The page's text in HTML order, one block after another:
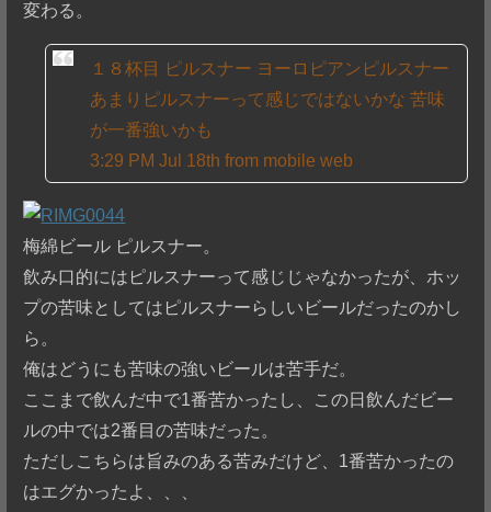
変わる。
１８杯目 ピルスナー ヨーロピアンピルスナー
あまりピルスナーって感じではないかな 苦味
が一番強いかも
3:29 PM Jul 18th from mobile web
梅綿ビール ピルスナー。
飲み口的にはピルスナーって感じじゃなかったが、ホッ
プの苦味としてはピルスナーらしいビールだったのかし
ら。
俺はどうにも苦味の強いビールは苦手だ。
ここまで飲んだ中で1番苦かったし、この日飲んだビー
ルの中では2番目の苦味だった。
ただしこちらは旨みのある苦みだけど、1番苦かったの
はエグかったよ、、、